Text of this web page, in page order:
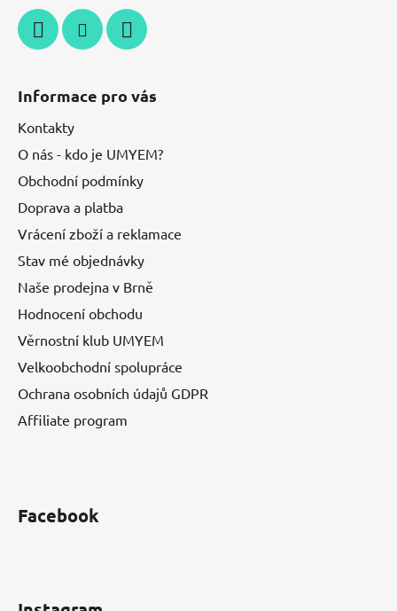
Informace pro vás
Kontakty
O nás - kdo je UMYEM?
Obchodní podmínky
Doprava a platba
Vrácení zboží a reklamace
Stav mé objednávky
Naše prodejna v Brně
Hodnocení obchodu
Věrnostní klub UMYEM
Velkoobchodní spolupráce
Ochrana osobních údajů GDPR
Affiliate program
Facebook